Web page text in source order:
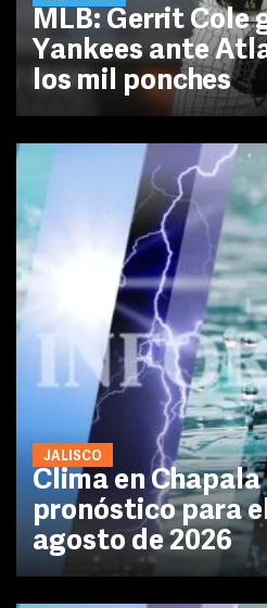
MLB: Gerrit Cole
Yankees ante
los mil ponches
JALISCO
Clima en Chapala
pronóstico para
agosto de 2026